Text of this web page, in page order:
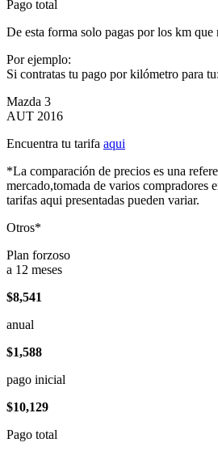
Pago total
De esta forma solo pagas por los km que
Por ejemplo:
Si contratas tu pago por kilómetro para tu:
Mazda 3
AUT 2016
Encuentra tu tarifa aqui
*La comparación de precios es una
mercado,tomada de varios compradores
tarifas aqui presentadas pueden variar.
Otros*
Plan forzoso
a 12 meses
$8,541
anual
$1,588
pago inicial
$10,129
Pago total